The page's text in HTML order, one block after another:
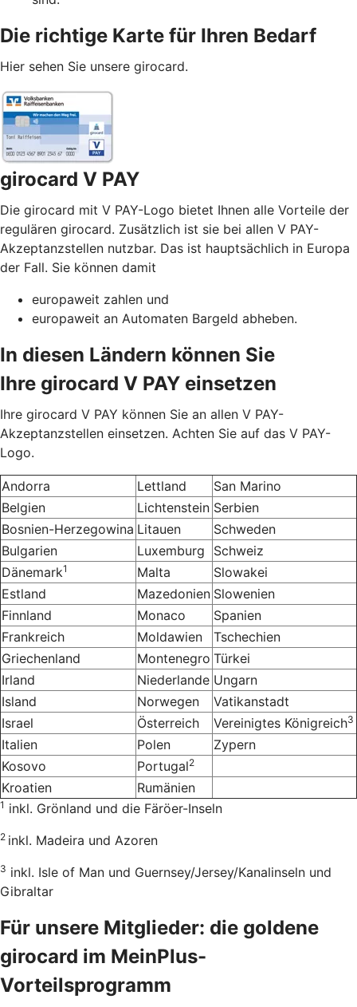
Die richtige Karte für Ihren Bedarf
Hier sehen Sie unsere girocard.
girocard V PAY
Die girocard mit V PAY-Logo bietet Ihnen alle Vorteile der
regulären girocard. Zusätzlich ist sie bei allen V PAY-
Akzeptanzstellen nutzbar. Das ist hauptsächlich in Europa
der Fall. Sie können damit
europaweit zahlen und
europaweit an Automaten Bargeld abheben.
In diesen Ländern können Sie
Ihre girocard V PAY einsetzen
Ihre girocard V PAY können Sie an allen V PAY-
Akzeptanzstellen einsetzen. Achten Sie auf das V PAY-
Logo.
Andorra Lettland
San Marino
Belgien
Lichtenstein Serbien
Bosnien-Herzegowina Litauen
Schweden
Bulgarien
Luxemburg
Schweiz
Dänemark1 Malta
Slowakei
Estland
Mazedonien Slowenien
Finnland
Monaco
Spanien
Frankreich
Moldawien
Tschechien
Griechenland
Montenegro Türkei
Irland
Niederlande Ungarn
Island
Norwegen
Vatikanstadt
Israel
Österreich Vereinigtes Königreich3
Italien Polen
Zypern
Kosovo
Portugal2
Kroatien Rumänien
1 inkl. Grönland und die Färöer-Inseln
2 inkl. Madeira und Azoren
3 inkl. Isle of Man und Guernsey/Jersey/Kanalinseln und
Gibraltar
Für unsere Mitglieder: die goldene
girocard im MeinPlus-
Vorteilsprogramm